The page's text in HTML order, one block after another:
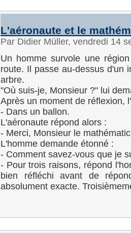
L'aéronaute et le
Par Didier Müller, vendredi 14
Un homme survole une
route. Il passe au-dessus d'un
arbre.
"Où suis-je, Monsieur ?" lui
Après un moment de réflexion,
- Dans un ballon.
L'aéronaute répond alors :
- Merci, Monsieur le
L'homme demande étonné :
- Comment savez-vous que je
- Pour trois raisons, répond
bien réfléchi avant de
absolument exacte.